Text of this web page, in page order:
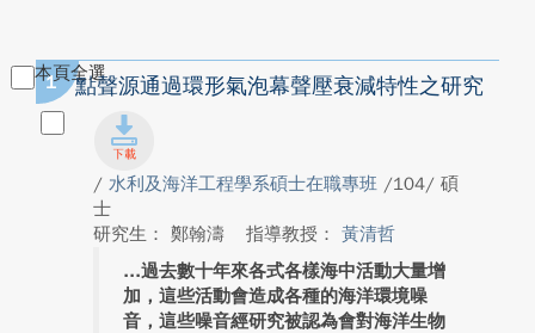
本頁全選
1 點聲源通過環形氣泡幕聲壓衰減特性之研究
/ 水利及海洋工程學系碩士在職專班 /104/ 碩
士
研究生： 鄭翰濤
指導教授： 黃清哲
過去數十年來各式各樣海中活動大量增
加，這些活動會造成各種的海洋環境噪
音，這些噪音經研究被認為會對海洋生物